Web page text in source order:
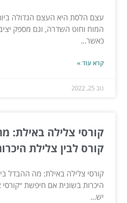
עצם הלסת היא העצם הגדולה
המוח וחוט השדרה, וגם מספק
כאשר...
קרא עוד »
נוב 25, 2022
קורסי צלילה באילת:
קורס לבין צלילת
קורסי צלילה באילת: מה ההבדל
היכרות בשונית אם חיפשת
יש...